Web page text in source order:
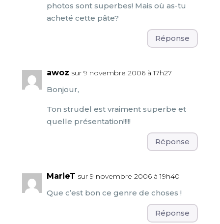
photos sont superbes! Mais où as-tu
acheté cette pâte?
Réponse
awoz sur 9 novembre 2006 à 17h27
Bonjour,
Ton strudel est vraiment superbe et
quelle présentation!!!!!
Réponse
MarieT sur 9 novembre 2006 à 19h40
Que c’est bon ce genre de choses !
Réponse